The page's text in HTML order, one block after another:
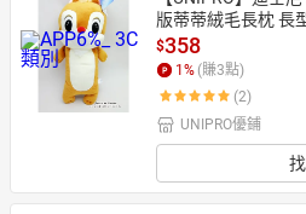
女裝 男裝
HOT
版蒂蒂絨毛長枕 長
$358
1 % (賺3點)
(2)
UNIPRO優鋪